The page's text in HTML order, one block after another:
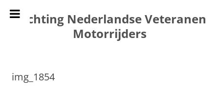
naar
de
inhoud
Stichting Nederlandse Veteranen
Motorrijders
img_1854